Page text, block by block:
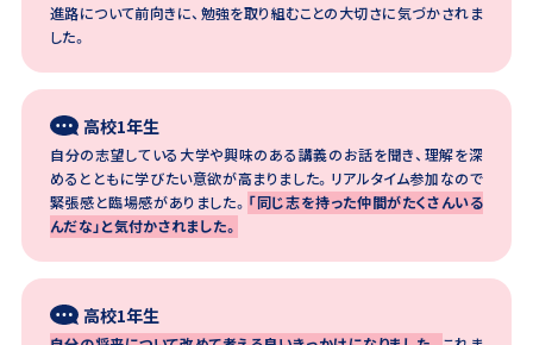
進路について前向きに、勉強を取り組むことの大切さに気づかされま
した。
高校1年生
自分の志望している大学や興味のある講義のお話を聞き、理解を深
めるとともに学びたい意欲が高まりました。リアルタイム参加なので
緊張感と臨場感がありました。 「同じ志を持った仲間がたくさんいる
んだな」と気付かされました。
高校1年生